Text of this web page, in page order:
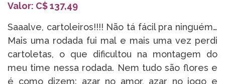
Valor: C$ 137,49
Saaalve, cartoleiros!!!! Não tá fácil pra ninguém…
Mais uma rodada fui mal e mais uma vez perdi
cartoletas, o que dificultou na montagem do
meu time nessa rodada. Nem tudo são flores e
é como dizem: azar no amor, azar no jogo e